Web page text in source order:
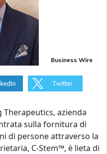
Business Wire
Therapeutics, azienda
sulla fornitura di
di persone attraverso la
C-Stem™, è lieta di